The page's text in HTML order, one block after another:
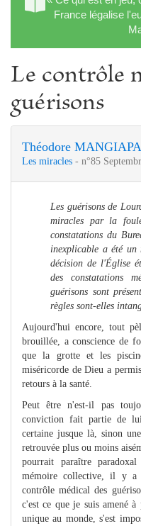
France légalise
Le contrôle
guérisons
Théodore
Les miracles - n°85
Les guérisons de
miracles par la
constatations du
inexplicable a été un
décision de l'Église
des constatations
guérisons sont
règles sont-elles
Aujourd'hui encore, tout
brouillée, a conscience de
que la grotte et les
miséricorde de Dieu a
retours à la santé.
Peut être n'est-il pas
conviction fait partie de
certaine jusque là, sinon
retrouvée plus ou moins
pourrait paraître
mémoire collective, il y a
contrôle médical des
c'est ce que je suis amené
unique au monde, s'est